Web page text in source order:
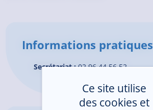
Informations pratiques
Secrétariat : 02.96.44.56.52
Ce site utilise
des cookies et